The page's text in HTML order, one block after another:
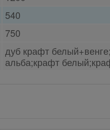
540
750
дуб крафт
альба;крафт